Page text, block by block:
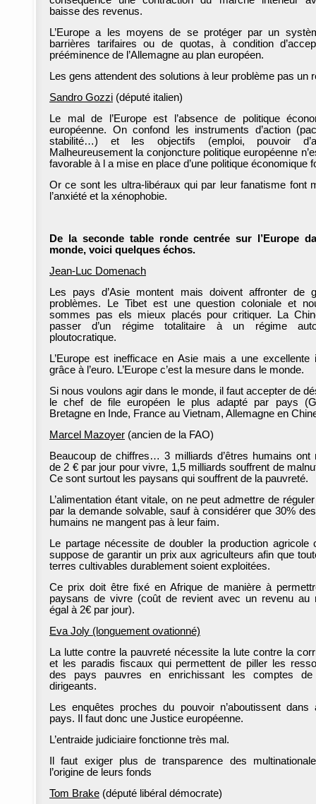
baisse des revenus.
L’Europe a les moyens de se protéger par un
barrières tarifaires ou de quotas, à condition
prééminence de l’Allemagne au plan européen.
Les gens attendent des solutions à leur problème pas un
Sandro Gozzi (député italien)
Le mal de l’Europe est l’absence de politique
européenne. On confond les instruments d’action
stabilité…) et les objectifs (emploi, pouvoir
Malheureusement la conjoncture politique européenne
favorable à l a mise en place d’une politique économique
Or ce sont les ultra-libéraux qui par leur fanatisme font
l’anxiété et la xénophobie.
De la seconde table ronde centrée sur l’Europe
monde, voici quelques échos.
Jean-Luc Domenach
Les pays d’Asie montent mais doivent affronter de
problèmes. Le Tibet est une question coloniale et
sommes pas els mieux placés pour critiquer. La
passer d’un régime totalitaire à un régime
ploutocratique.
L’Europe est inefficace en Asie mais a une excellente
grâce à l’euro. L’Europe c’est la mesure dans le monde.
Si nous voulons agir dans le monde, il faut accepter de
le chef de file européen le plus adapté par pays
Bretagne en Inde, France au Vietnam, Allemagne en
Marcel Mazoyer (ancien de la FAO)
Beaucoup de chiffres… 3 milliards d’êtres humains ont
de 2 € par jour pour vivre, 1,5 milliards souffrent de
Ce sont surtout les paysans qui souffrent de la pauvreté.
L’alimentation étant vitale, on ne peut admettre de réguler
par la demande solvable, sauf à considérer que 30%
humains ne mangent pas à leur faim.
Le partage nécessite de doubler la production agricole
suppose de garantir un prix aux agriculteurs afin que
terres cultivables durablement soient exploitées.
Ce prix doit être fixé en Afrique de manière à
paysans de vivre (coût de revient avec un revenu au
égal à 2€ par jour).
Eva Joly (longuement ovationné)
La lutte contre la pauvreté nécessite la lute contre la
et les paradis fiscaux qui permettent de piller les
des pays pauvres en enrichissant les comptes de
dirigeants.
Les enquêtes proches du pouvoir n’aboutissent dans
pays. Il faut donc une Justice européenne.
L’entraide judiciaire fonctionne très mal.
Il faut exiger plus de transparence des
l’origine de leurs fonds
Tom Brake (député libéral démocrate)